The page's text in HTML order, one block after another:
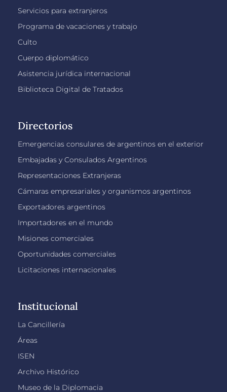
Servicios para extranjeros
Programa de vacaciones y trabajo
Culto
Cuerpo diplomático
Asistencia jurídica internacional
Biblioteca Digital de Tratados
Directorios
Emergencias consulares de argentinos en el exterior
Embajadas y Consulados Argentinos
Representaciones Extranjeras
Cámaras empresariales y organismos argentinos
Exportadores argentinos
Importadores en el mundo
Misiones comerciales
Oportunidades comerciales
Licitaciones internacionales
Institucional
La Cancillería
Áreas
ISEN
Archivo Histórico
Museo de la Diplomacia